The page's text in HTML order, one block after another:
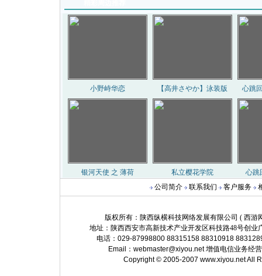
公司简介 联系我们 客户服务
版权所有：陕西纵横科技网络发展有限公司 ( 西游
地址：陕西西安市高新技术产业开发区科技路48号创业
电话：029-87998800 88315158 88310918
Email： webmaster@xiyou.net增值电信业务经营
Copyright © 2005-2007 www.xiyou.net All